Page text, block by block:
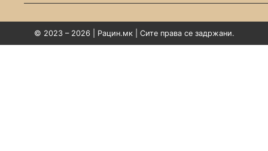
© 2023 – 2026 | Рацин.мк | Сите права се задржани.